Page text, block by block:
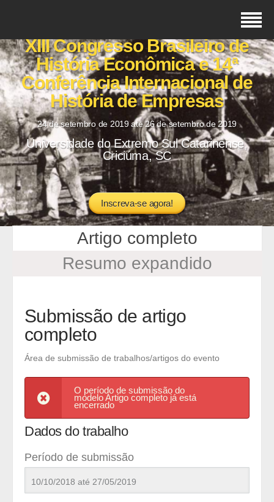
XIII Congresso Brasileiro de
História Econômica e 14ª
Conferência Internacional de
História de Empresas
24 de setembro de 2019 até 26 de setembro de 2019
Universidade do Extremo Sul Catarinense,
Criciúma, SC
Inscreva-se agora!
Artigo completo
Resumo expandido
Submissão de artigo
completo
Área de submissão de trabalhos/artigos do evento
O período de submissão do
modelo Artigo completo já está
encerrado
Dados do trabalho
Período de submissão
10/10/2018 até 27/05/2019